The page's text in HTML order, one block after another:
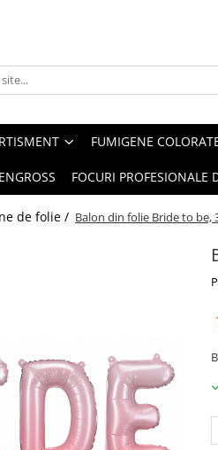
FUMIGENE
FOCURI PROFESIONALE
de folie / Balon din folie Bride to be,